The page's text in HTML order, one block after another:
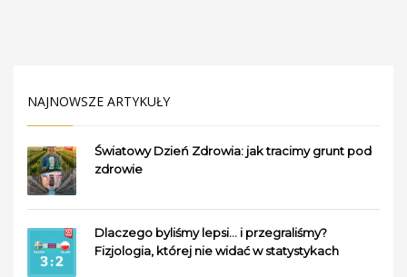
NAJNOWSZE ARTYKUŁY
Światowy Dzień Zdrowia: jak tracimy grunt pod
zdrowie
Dlaczego byliśmy lepsi… i przegraliśmy?
Fizjologia, której nie widać w statystykach